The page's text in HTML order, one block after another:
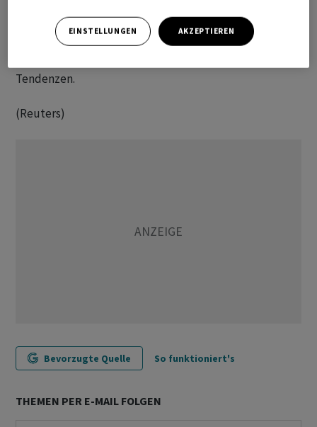
Versicherungskonzernen und Pensionsfonds ein und
wetten damit auf Markttrends, Kursunterschiede
Tendenzen.
(Reuters)
Bevorzugte Quelle So funktioniert's
THEMEN PER E-MAIL FOLGEN
EINSTELLUNGEN AKZEPTIEREN